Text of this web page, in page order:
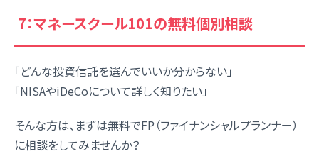
7：マネースクール101の無料個別相談
「どんな投資信託を選んでいいか分からない」
「NISAやiDeCoについて詳しく知りたい」
そんな方は、まずは無料でFP（ファイナンシャルプランナー）
に相談をしてみませんか？